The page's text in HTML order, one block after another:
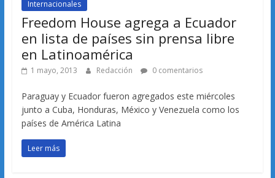
Internacionales
Freedom House agrega a Ecuador
en lista de países sin prensa libre
en Latinoamérica
1 mayo, 2013 Redacción 0 comentarios
Paraguay y Ecuador fueron agregados este miércoles
junto a Cuba, Honduras, México y Venezuela como los
países de América Latina
Leer más